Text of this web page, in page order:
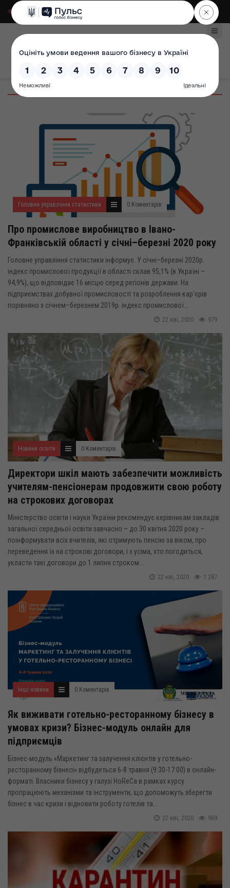
Для слабозорих|
Головне управління статистики 0 Коментарів
Про промислове виробництво в Івано-
Франківській області у січні–березні 2020 року
Головне управління статистики інформує. У січні–березні 2020р.
індекс промислової продукції в області склав 95,1% (в Україні –
94,9%), що відповідає 16 місцю серед регіонів держави. На
підприємствах добувної промисловості та розроблення кар’єрів
порівняно з січнем–березнем 2019р. індекс промислової...
979
22 кві, 2020
Новини освіти 0 Коментарів
Директори шкіл мають забезпечити можливість
учителям-пенсіонерам продовжити свою роботу
на строкових договорах
Міністерство освіти і науки України рекомендує керівникам закладів
загальної середньої освіти завчасно – до 30 квітня 2020 року –
поінформувати всіх вчителів, які отримують пенсію за віком, про
переведення їх на строкові договори, і з усіма, хто погодиться,
укласти такі договори до 1 липня строком...
1 287
22 кві, 2020
Інші новини 0 Коментарів
Як виживати готельно-ресторанному бізнесу в
умовах кризи? Бізнес-модуль онлайн для
підприємців
Бізнес-модуль «Маркетинг та залучення клієнтів у готельно-
ресторанному бізнесі» відбудеться 6-8 травня (9:30-17:00) в онлайн-
форматі. Власники бізнесу у галузі HoReCa в рамках курсу
пропрацюють механізми та інструменти, що допоможуть зберегти
бізнес в час кризи і відновити роботу готелів та...
969
22 кві, 2020